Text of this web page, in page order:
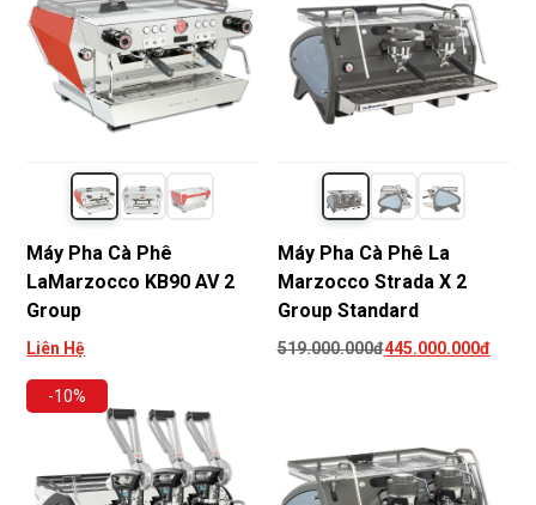
Máy Pha Cà Phê
LaMarzocco KB90 AV 2
Group
Liên Hệ
Máy Pha Cà Phê La
Marzocco Strada X 2
Group Standard
519.000.000đ445.000.000đ
-10%